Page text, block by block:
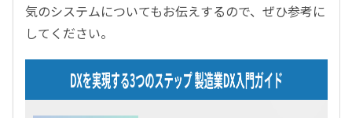
気のシステムについてもお伝えするので、ぜひ参考に
してください。